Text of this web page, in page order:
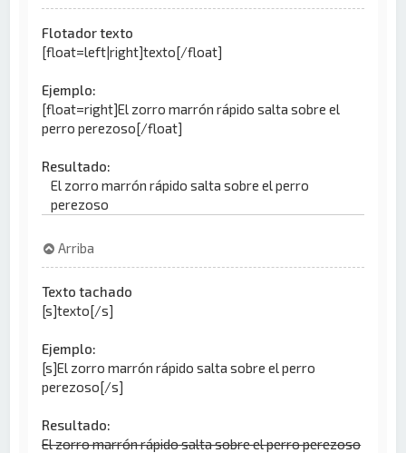
Flotador texto
[float=left|right]texto[/float]
Ejemplo:
[float=right]El zorro marrón rápido salta sobre el
perro perezoso[/float]
Resultado:
El zorro marrón rápido salta sobre el perro
perezoso
Arriba
Texto tachado
[s]texto[/s]
Ejemplo:
[s]El zorro marrón rápido salta sobre el perro
perezoso[/s]
Resultado:
El zorro marrón rápido salta sobre el perro perezoso